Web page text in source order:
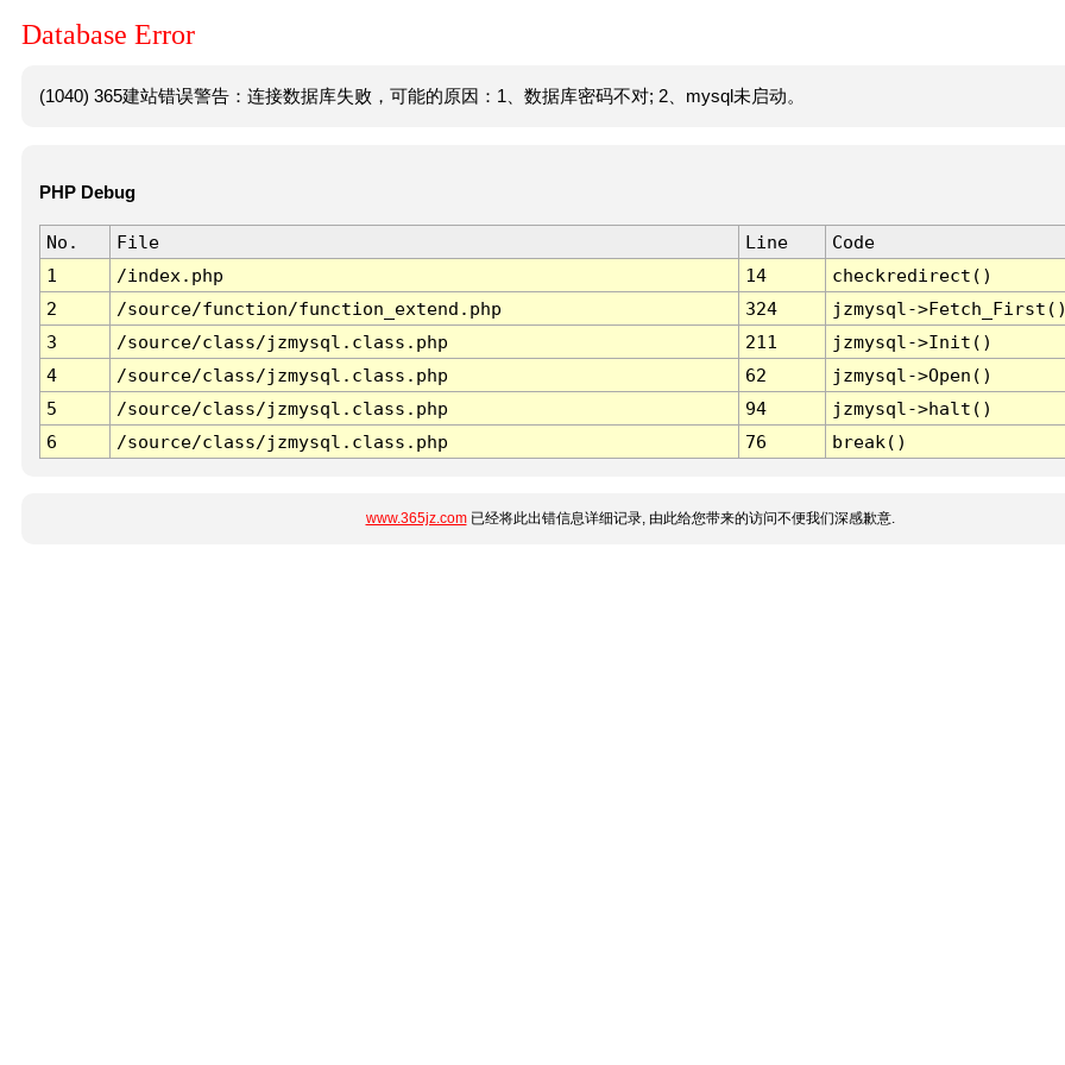
Database Error
(1040) 365建站错误警告：连接数据库失败，可能的原因：1、数据库密码不对; 2、mysql未启动。
PHP Debug
No. File Line
Code
1
/index.php 14
checkredirect()
2
/source/function/function_extend.php 324
jzmysql-
3
/source/class/jzmysql.class.php 211
jzmysql->Init()
4
/source/class/jzmysql.class.php 62
jzmysql->Open()
5
/source/class/jzmysql.class.php 94
jzmysql->halt()
6
/source/class/jzmysql.class.php 76 break()
www.365jz.com已经将此出错信息详细记录, 由此给您带来的访问不便我们深感歉意.